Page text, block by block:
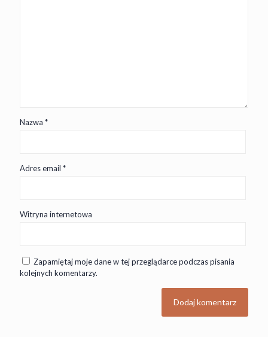
Nazwa *
Adres email *
Witryna internetowa
Zapamiętaj moje dane w tej przeglądarce podczas pisania
kolejnych komentarzy.